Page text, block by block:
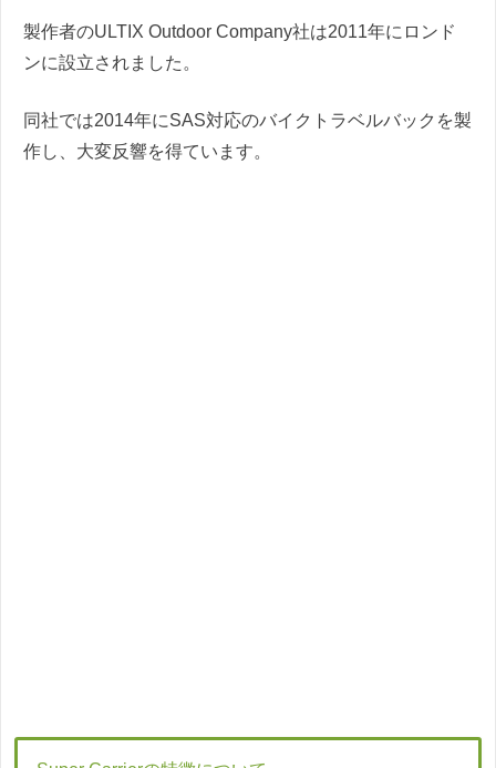
製作者のULTIX Outdoor Company社は2011年にロンド
ンに設立されました。
同社では2014年にSAS対応のバイクトラベルバックを製
作し、大変反響を得ています。